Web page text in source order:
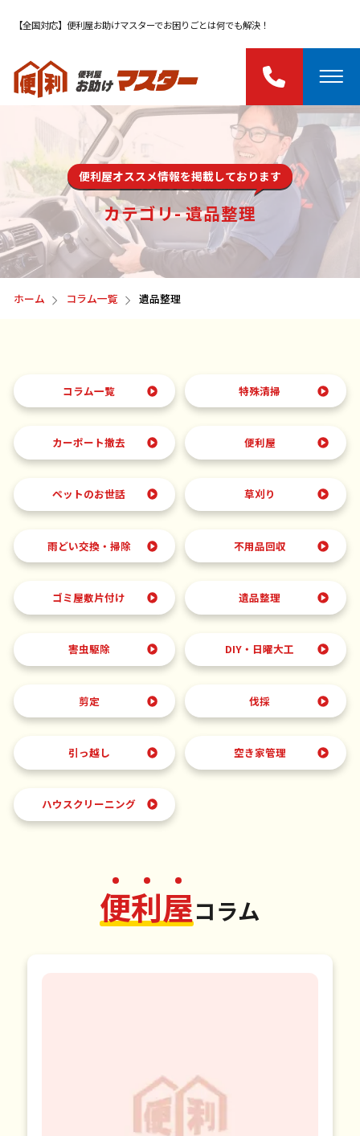
【全国対応】便利屋お助けマスターでお困りごとは何でも解決！
便利屋オススメ情報を掲載しております
カテゴリ- 遺品整理
ホーム コラム一覧 遺品整理
コラム一覧 特殊清掃
カーポート撤去 便利屋
ペットのお世話 草刈り
雨どい交換・掃除 不用品回収
ゴミ屋敷片付け 遺品整理
害虫駆除 DIY・日曜大工
剪定 伐採
引っ越し 空き家管理
ハウスクリーニング
便利屋コラム